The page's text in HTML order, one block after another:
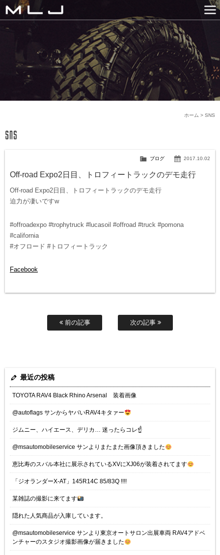
MLJ / Lexani(レクサーニ
GALLERY
SNS
NEWS
COMPANY
HISTORY
CONTACT US
LINK
SNS
ホーム >
2017.10.02
ブログ
Off-road Expo2日目、トロフィートラックのデモ走行
Off-road Expo2日目、トロフィートラックのデモ走行
迫力が凄いですw
#offroadexpo #trophytruck #lucasoil #offroad #truck #pomona
#california
#オフロード #トロフィートラック
Facebook
前の記事 次の記事
最近の投稿
TOYOTA RAV4 Black Rhino Arsenal 装着画像
@autoflags サンからヤバいRAV4キタァー
ジムニー、ハイエース、デリカ… 迷ったらコレ☝️
@msautomobileservice サンよりまたまた画像頂きました
恵比寿のスバル本社に展示されているXVにXJ06が装着されてます
「ジオランダーX-AT」145R14C 85/83Q !!!!
某雑誌の撮影に来てます
隠れた人気商品が入庫しています。
@msautomobileservice サンより東京オートサロン出展車両 RAV4アドベ
ンチャーのスタジオ撮影画像が届きました